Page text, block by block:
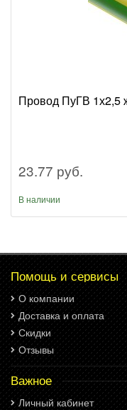
Провод ПуГВ 1х2,5
23.77 руб.
В наличии
Помощь и сервисы
О компании
Доставка и оплата
Скидки
Отзывы
Важное
Личный кабинет